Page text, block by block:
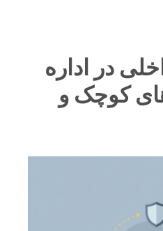
در اداره
کوچک و